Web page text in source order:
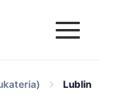
Lublin